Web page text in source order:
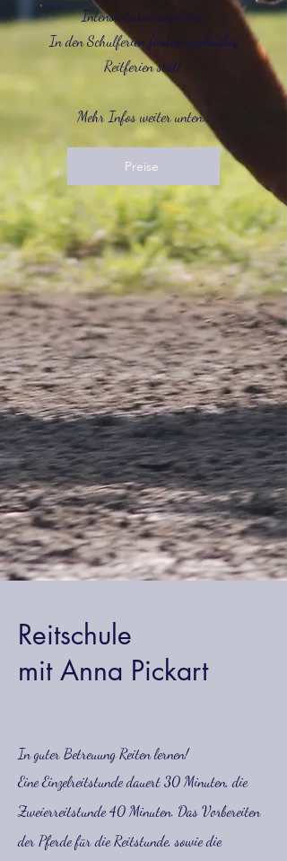
Intensivkurse angeboten.
In den Schulferien finden regelmäßig
Reitferien statt.
Mehr Infos weiter unten...
Preise
Reitschule
mit Anna Pickart
In guter Betreuung Reiten lernen!
Eine Einzelreitstunde dauert 30 Minuten, die
Zweierreitstunde 40 Minuten. Das Vorbereiten
der Pferde für die Reitstunde, sowie die